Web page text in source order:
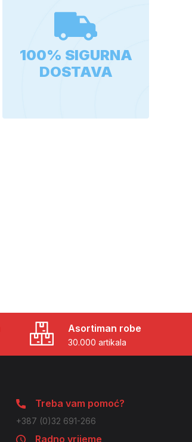
100% SIGURNA
DOSTAVA
Asortiman robe
30.000 artikala
Treba vam pomoć?
+387 (0)32 691-266
Radno vrijeme